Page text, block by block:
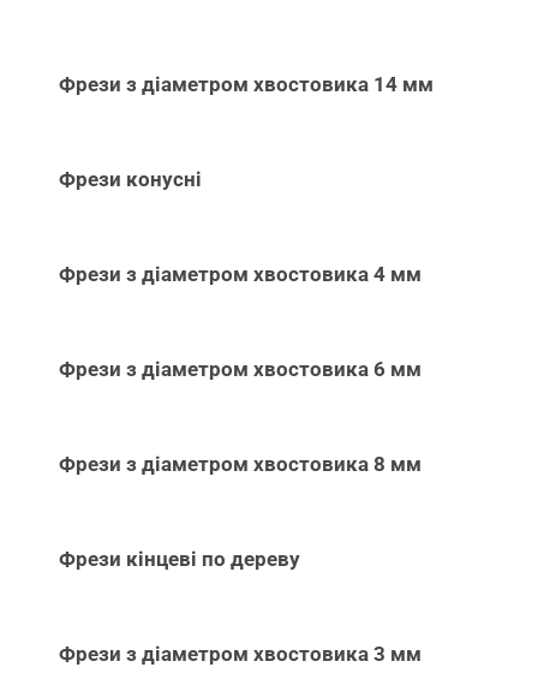
Фрези з діаметром хвостовика 14 мм
Фрези конусні
Фрези з діаметром хвостовика 4 мм
Фрези з діаметром хвостовика 6 мм
Фрези з діаметром хвостовика 8 мм
Фрези кінцеві по дереву
Фрези з діаметром хвостовика 3 мм